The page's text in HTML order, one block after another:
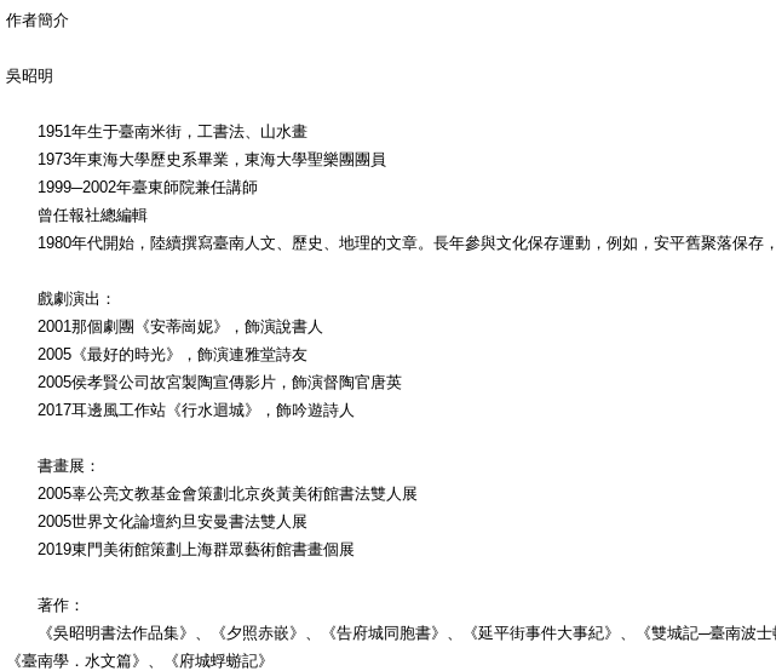
作者簡介
吳昭明
1951年生于臺南米街，工書法、山水畫
1973年東海大學歷史系畢業，東海大學聖樂團團員
1999─2002年臺東師院兼任講師
曾任報社總編輯
1980年代開始，陸續撰寫臺南人文、歷史、地理的文章。長年參與文化保存運動，例如，安平舊聚落保存
戲劇演出：
2001那個劇團《安蒂崗妮》，飾演說書人
2005《最好的時光》，飾演連雅堂詩友
2005侯孝賢公司故宮製陶宣傳影片，飾演督陶官唐英
2017耳邊風工作站《行水迴城》，飾吟遊詩人
書畫展：
2005辜公亮文教基金會策劃北京炎黃美術館書法雙人展
2005世界文化論壇約旦安曼書法雙人展
2019東門美術館策劃上海群眾藝術館書畫個展
著作：
《吳昭明書法作品集》、《夕照赤嵌》、《告府城同胞書》、《延平街事件大事紀》、《雙城記─臺南波
《臺南學．水文篇》、《府城蜉蝣記》